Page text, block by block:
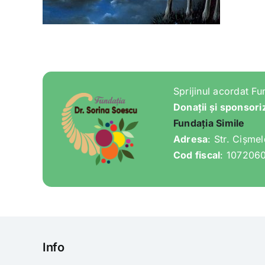
Sprijinul acordat
Donații și
Fundația Simile
Adresa: Str.
Cod fiscal:
Info